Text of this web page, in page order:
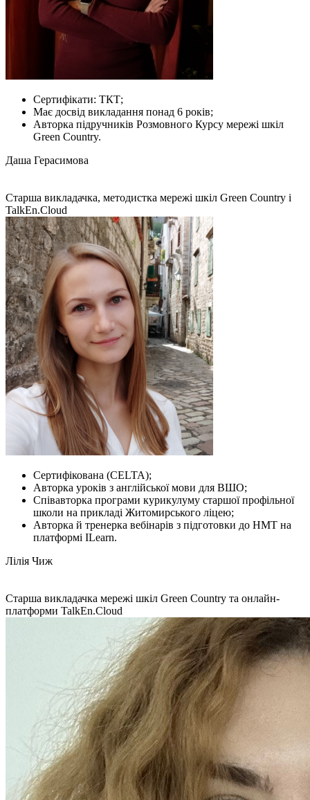
Сертифікати: ТКТ;
Має досвід викладання понад 6 років;
​Авторка підручників Розмовного Курсу мережі шкіл
Green Country.
Даша Герасимова
Старша викладачка, методистка мережі шкіл Green Country і
TalkEn.Cloud
Сертифікована (CELTA);
Авторка уроків з англійської мови для ВШО;
Співавторка програми курикулуму старшої профільної
школи на прикладі Житомирського ліцею;
Авторка й тренерка вебінарів з підготовки до НМТ на
платформі ILearn.
Лілія Чиж
Старша викладачка мережі шкіл Green Country та онлайн-
платформи TalkEn.Cloud